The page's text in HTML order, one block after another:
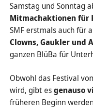
Samstag und Sonntag
Mitmachaktionen für
SMF erstmals auch für
Clowns, Gaukler und
ganzen BlüBa für
Obwohl das Festival
wird, gibt esgenauso
früheren Beginn